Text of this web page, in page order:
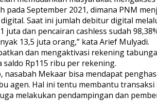
September 2021, dimana PNM
Saat ini jumlah debitur digital
dan pencairan cashless sudah
13,5 juta orang,” kata Arief Mulyadi.
dan mengaktivasi rekening
Rp115 ribu per rekening.
Mekaar bisa mendapat
agen. Hal ini tentu membantu
melakukan pendampingan dan